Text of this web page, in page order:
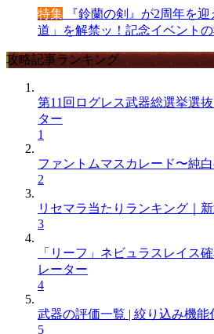
特集 『鈴蘭の剣』が2周年を
道」を解禁ッ！記念イベント
攻略記事ランキング
第11回ログレス武器総選挙選
ター
1
ファントムマスカレード〜純
2
リセマラ当たりランキング｜
3
「リーフ」ネビュラスレイス
レーター
4
武器の評価一覧 | 絞り込み機能
5